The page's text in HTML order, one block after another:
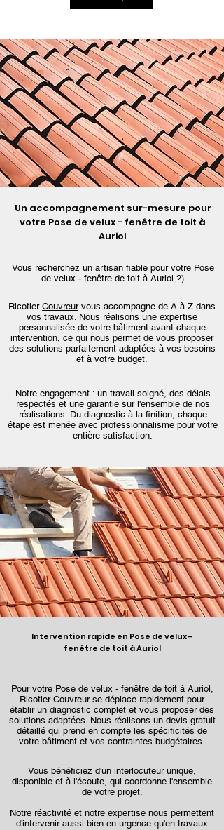
Un accompagnement sur-mesure pour
votre Pose de velux - fenêtre de toit à
Auriol
Vous recherchez un artisan fiable pour votre Pose
de velux - fenêtre de toit à Auriol ?)
Ricotier Couvreur vous accompagne de A à Z dans
vos travaux. Nous réalisons une expertise
personnalisée de votre bâtiment avant chaque
intervention, ce qui nous permet de vous proposer
des solutions parfaitement adaptées à vos besoins
et à votre budget.
Notre engagement : un travail soigné, des délais
respectés et une garantie sur l'ensemble de nos
réalisations. Du diagnostic à la finition, chaque
étape est menée avec professionnalisme pour votre
entière satisfaction.
Intervention rapide en Pose de velux -
fenêtre de toit à Auriol
Pour votre Pose de velux - fenêtre de toit à Auriol,
Ricotier Couvreur se déplace rapidement pour
établir un diagnostic complet et vous proposer des
solutions adaptées. Nous réalisons un devis gratuit
détaillé qui prend en compte les spécificités de
votre bâtiment et vos contraintes budgétaires.
Vous bénéficiez d'un interlocuteur unique,
disponible et à l'écoute, qui coordonne l'ensemble
de votre projet.
Notre réactivité et notre expertise nous permettent
d'intervenir aussi bien en urgence qu'en travaux